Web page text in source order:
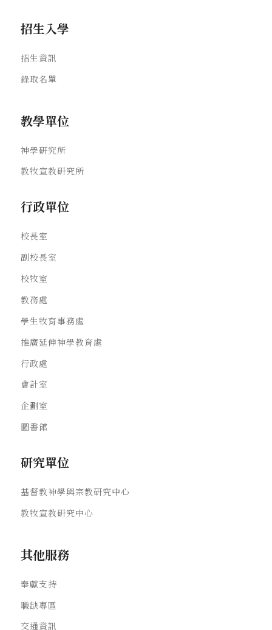
招生入學
招生資訊
錄取名單
教學單位
神學研究所
教牧宣教研究所
行政單位
校長室
副校長室
校牧室
教務處
學生牧育事務處
推廣延伸神學教育處
行政處
會計室
企劃室
圖書館
研究單位
基督教神學與宗教研究中心
教牧宣教研究中心
其他服務
奉獻支持
職缺專區
交通資訊